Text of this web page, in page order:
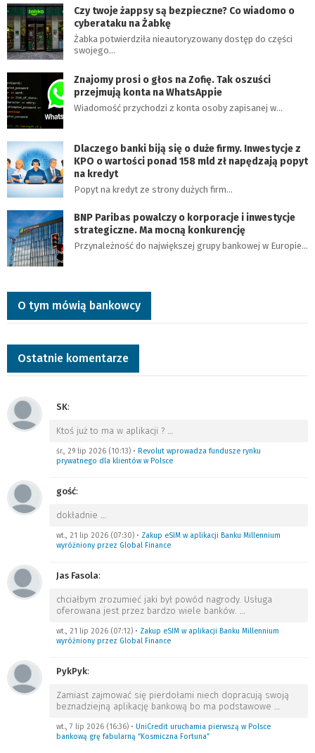
Czy twoje żappsy są bezpieczne? Co wiadomo o
cyberataku na Żabkę
Żabka potwierdziła nieautoryzowany dostęp do części
swojego…
Znajomy prosi o głos na Zofię. Tak oszuści
przejmują konta na WhatsAppie
Wiadomość przychodzi z konta osoby zapisanej w…
Dlaczego banki biją się o duże firmy. Inwestycje z
KPO o wartości ponad 158 mld zł napędzają popyt
na kredyt
Popyt na kredyt ze strony dużych firm…
BNP Paribas powalczy o korporacje i inwestycje
strategiczne. Ma mocną konkurencję
Przynależność do największej grupy bankowej w Europie…
O tym mówią bankowcy
Ostatnie komentarze
SK:
Ktoś już to ma w aplikacji ? …
śr., 29 lip 2026 (10:13) • Revolut wprowadza fundusze rynku
prywatnego dla klientów w Polsce
gość:
dokładnie …
wt., 21 lip 2026 (07:30) • Zakup eSIM w aplikacji Banku Millennium
wyróżniony przez Global Finance
Jas Fasola:
chciałbym zrozumieć jaki był powód nagrody. Usługa
oferowana jest przez bardzo wiele banków. …
wt., 21 lip 2026 (07:12) • Zakup eSIM w aplikacji Banku Millennium
wyróżniony przez Global Finance
PykPyk:
Zamiast zajmować się pierdołami niech dopracują swoją
beznadziejną aplikację bankową bo ma podstawowe …
wt., 7 lip 2026 (16:36) • UniCredit uruchamia pierwszą w Polsce
bankową grę fabularną “Kosmiczna Fortuna”